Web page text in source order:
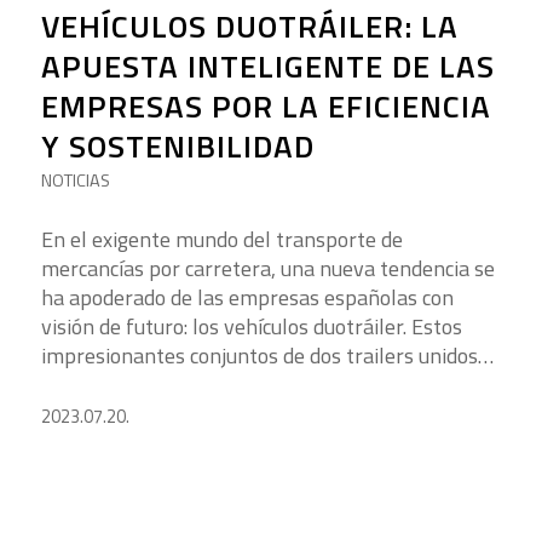
VEHÍCULOS DUOTRÁILER: LA
APUESTA INTELIGENTE DE LAS
EMPRESAS POR LA EFICIENCIA
Y SOSTENIBILIDAD
NOTICIAS
En el exigente mundo del transporte de
mercancías por carretera, una nueva tendencia se
ha apoderado de las empresas españolas con
visión de futuro: los vehículos duotráiler. Estos
impresionantes conjuntos de dos trailers unidos…
2023.07.20.